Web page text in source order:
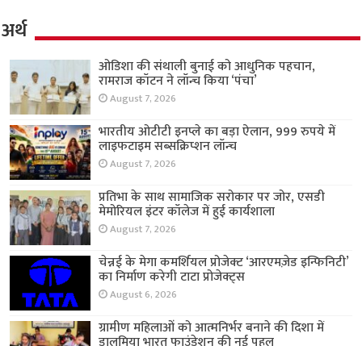
अर्थ
ओडिशा की संथाली बुनाई को आधुनिक पहचान,
रामराज कॉटन ने लॉन्च किया ‘पंचा’
August 7, 2026
भारतीय ओटीटी इनप्ले का बड़ा ऐलान, 999 रुपये में
लाइफटाइम सब्सक्रिप्शन लॉन्च
August 7, 2026
प्रतिभा के साथ सामाजिक सरोकार पर जोर, एसडी
मेमोरियल इंटर कॉलेज में हुई कार्यशाला
August 7, 2026
चेन्नई के मेगा कमर्शियल प्रोजेक्ट ‘आरएमज़ेड इन्फिनिटी’
का निर्माण करेगी टाटा प्रोजेक्ट्स
August 6, 2026
ग्रामीण महिलाओं को आत्मनिर्भर बनाने की दिशा में